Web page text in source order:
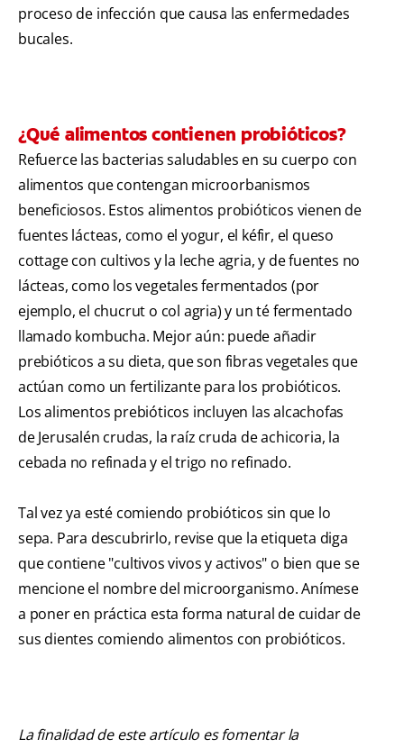
proceso de infección que causa las enfermedades
bucales.
¿Qué alimentos contienen probióticos?
Refuerce las bacterias saludables en su cuerpo con
alimentos que contengan microorbanismos
beneficiosos. Estos alimentos probióticos vienen de
fuentes lácteas, como el yogur, el kéfir, el queso
cottage con cultivos y la leche agria, y de fuentes no
lácteas, como los vegetales fermentados (por
ejemplo, el chucrut o col agria) y un té fermentado
llamado kombucha. Mejor aún: puede añadir
prebióticos a su dieta, que son fibras vegetales que
actúan como un fertilizante para los probióticos.
Los alimentos prebióticos incluyen las alcachofas
de Jerusalén crudas, la raíz cruda de achicoria, la
cebada no refinada y el trigo no refinado.
Tal vez ya esté comiendo probióticos sin que lo
sepa. Para descubrirlo, revise que la etiqueta diga
que contiene "cultivos vivos y activos" o bien que se
mencione el nombre del microorganismo. Anímese
a poner en práctica esta forma natural de cuidar de
sus dientes comiendo alimentos con probióticos.
La finalidad de este artículo es fomentar la